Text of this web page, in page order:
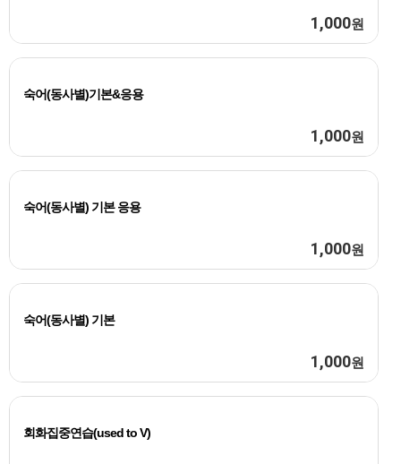
1,000원
숙어(동사별)기본&응용
1,000원
숙어(동사별) 기본 응용
1,000원
숙어(동사별) 기본
1,000원
회화집중연습(used to V)